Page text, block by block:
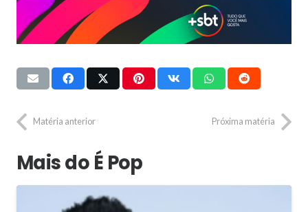
Matéria anterior Próxima matéria
Mais do É Pop